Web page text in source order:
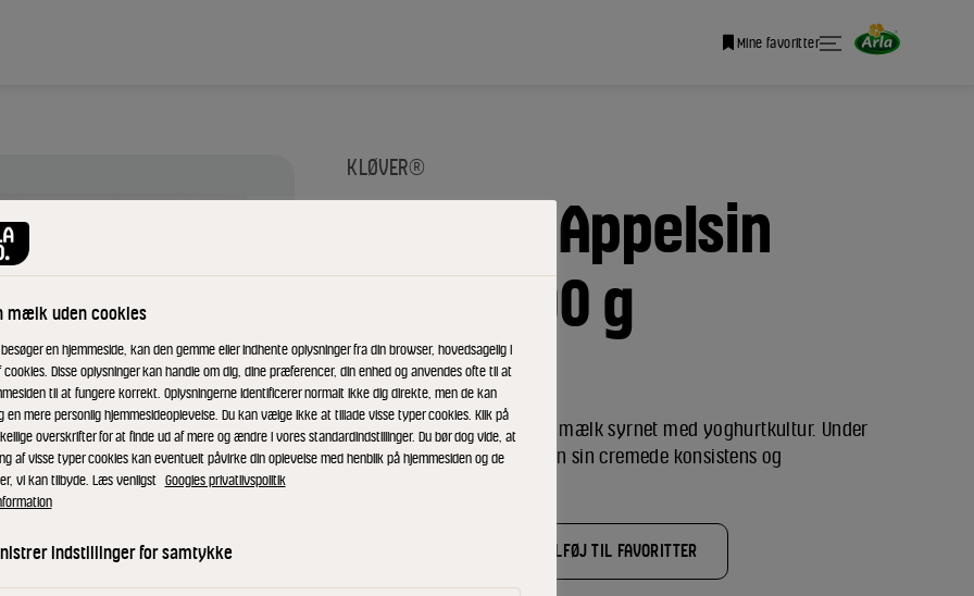
Mine favoritter
KLØVER®
Yoghurt Appelsin
3,3% 1000 g
ID: 2344 15x1000 g
Kløver® yoghurt er dansk mælk syrnet med yoghurtkultur. Under
syrningen opnår yoghurten sin cremede konsistens og
TILFØJ TIL FAVORITTER
mælk uden cookies
en hjemmeside, kan den gemme eller indhente oplysninger fra din browser, hovedsagelig i
cookies. Disse oplysninger kan handle om dig, dine præferencer, din enhed og anvendes ofte til at
til at fungere korrekt. Oplysningerne identificerer normalt ikke dig direkte, men de kan
en mere personlig hjemmesideoplevelse. Du kan vælge ikke at tillade visse typer cookies. Klik på
overskrifter for at finde ud af mere og ændre i vores standardindstillinger. Du bør dog vide, at
af visse typer cookies kan eventuelt påvirke din oplevelse med henblik på hjemmesiden og de
vi kan tilbyde. Læs venligst Googles privatlivspolitik
indstillinger for samtykke